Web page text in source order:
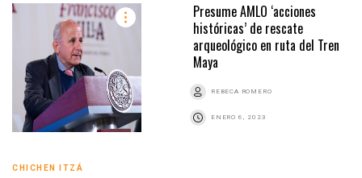
Presume AMLO ‘acciones
históricas’ de rescate
arqueológico en ruta del Tren
Maya
REBECA ROMERO
ENERO 6, 2023
CHICHEN ITZÁ